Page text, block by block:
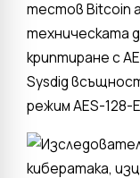
тестов Bitcoin
техническата
криптиране с
Sysdig
режим AES-128-